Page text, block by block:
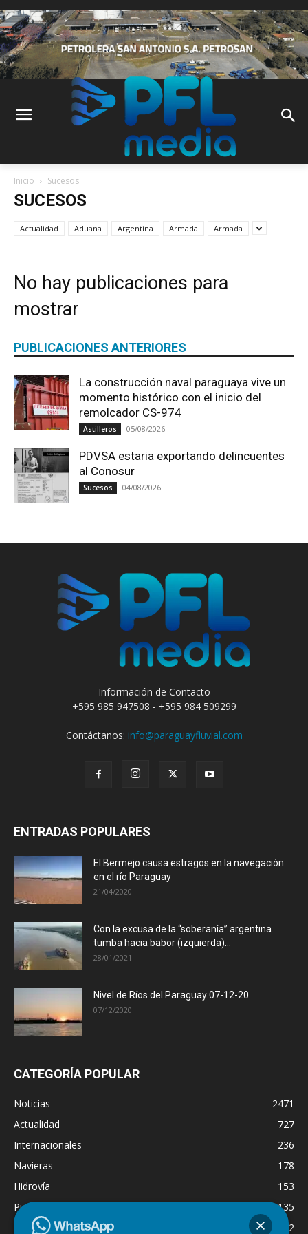
Inicio Sucesos
SUCESOS
Actualidad Aduana Argentina Armada Armada
No hay publicaciones para
mostrar
PUBLICACIONES ANTERIORES
La construcción naval paraguaya vive un
momento histórico con el inicio del
remolcador CS-974
Astilleros 05/08/2026
PDVSA estaria exportando delincuentes
al Conosur
Sucesos 04/08/2026
Información de Contacto
+595 985 947508 - +595 984 509299
Contáctanos: info@paraguayfluvial.com
ENTRADAS POPULARES
El Bermejo causa estragos en la navegación
en el río Paraguay
21/04/2020
Con la excusa de la “soberanía” argentina
tumba hacia babor (izquierda)...
28/01/2021
Nivel de Ríos del Paraguay 07-12-20
07/12/2020
CATEGORÍA POPULAR
Noticias
2471
Actualidad
727
Internacionales
236
Navieras
178
Hidrovía
153
Puertos
135
Economía
132